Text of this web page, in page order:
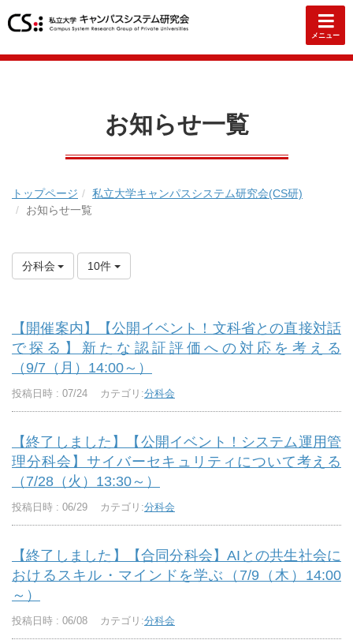
メニュー
お知らせ一覧
トップページ
私立大学キャンパスシステム研究会(CS研)
お知らせ一覧
分科会 10件
【開催案内】【公開イベント！文科省との直接対話
で探る】新たな認証評価への対応を考える
（9/7（月）14:00～）
投稿日時 : 07/24 カテゴリ:分科会
【終了しました】【公開イベント！システム運用管
理分科会】サイバーセキュリティについて考える
（7/28（火）13:30～）
投稿日時 : 06/29 カテゴリ:分科会
【終了しました】【合同分科会】AIとの共生社会に
おけるスキル・マインドを学ぶ（7/9（木）14:00
～）
投稿日時 : 06/08 カテゴリ:分科会